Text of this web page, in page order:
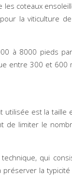
coteaux
la viticulture
à 8000 pieds
entre 300 et 600
est la
de limiter le
qui
la